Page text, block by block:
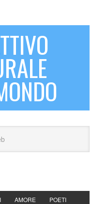
AMORE POETI